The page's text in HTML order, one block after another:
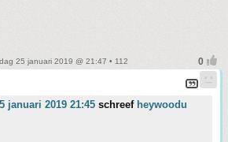
25 januari 2019 @ 21:47 • 112
januari 2019 21:45 schreef heywoodu